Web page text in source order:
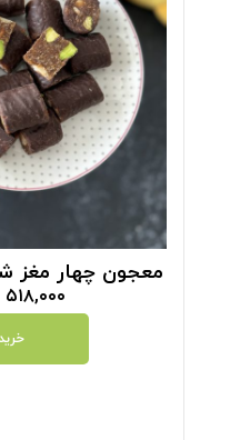
معجون چهار مغز
۵۱۸,۰۰۰
خرید